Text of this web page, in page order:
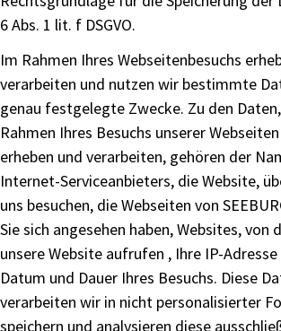
6 Abs. 1 lit. f DSGVO.
Im Rahmen Ihres Webseitenbesuchs
verarbeiten und nutzen wir bestimmte
genau festgelegte Zwecke. Zu den
Rahmen Ihres Besuchs unserer
erheben und verarbeiten, gehören der
Internet-Serviceanbieters, die Website,
uns besuchen, die Webseiten von
Sie sich angesehen haben, Websites, von
unsere Website aufrufen , Ihre IP-
Datum und Dauer Ihres Besuchs. Diese
verarbeiten wir in nicht personalisierter
speichern und analysieren diese